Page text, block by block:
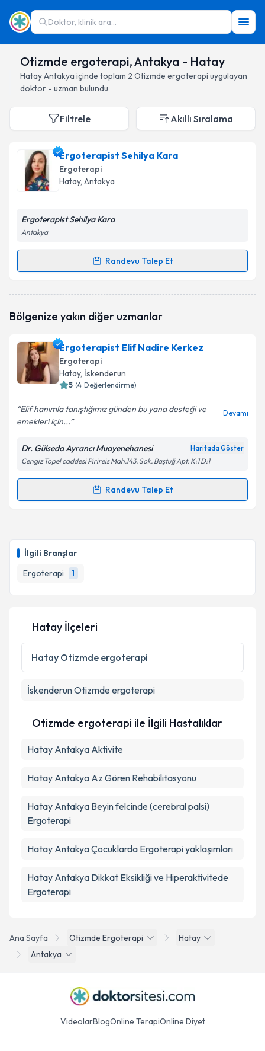
Doktor, klinik ara...
Otizmde ergoterapi, Antakya - Hatay
HatayAntakya içinde toplam 2 Otizmde ergoterapi uygulayan
doktor - uzman bulundu
İlgili Branşlar
Ergoterapi
1
Filtrele Akıllı Sıralama
Ergoterapist Sehilya Kara
Ergoterapi
Hatay, Antakya
Ergoterapist Sehilya Kara
Antakya
Randevu Talep Et
Randevu Takvimi Talebi
talebi oluşturun. Size bu uzmandan randevu almanız
bilgilendireceğiz.
E-posta Adresiniz
Kişisel verilerimin işlenmesine ilişkin
kapsamda işlenmesini kabul ediyorum.
Takvim Talebini Gönder
Bölgenize yakın diğer uzmanlar
Ergoterapist Elif Nadire Kerkez
Ergoterapi
Hatay, İskenderun
5 (4 Değerlendirme)
Elif hanımla tanıştığımız günden bu yana desteği ve
emekleri için...
Devamı
Dr. Gülseda Ayrancı Muayenehanesi Haritada Göster
Cengiz Topel caddesi Pirireis Mah.143. Sok. Baştuğ Apt. K:1 D:1
Randevu Talep Et
Randevu Takvimi Talebi
almanız için bir takvim hazırlandığında e-posta ile
bilgilendireceğiz.
E-posta Adresiniz
Kişisel verilerimin işlenmesine ilişkin
Metni'ni okudum ve kişisel verilerimin belirtilen
Ana Sayfa Otizmde Ergoterapi
Hatay
Antakya
Hatay İlçeleri
Hatay Otizmde ergoterapi
İskenderunOtizmde ergoterapi
Otizmde ergoterapi ile İlgili Hastalıklar
Hatay Antakya Aktivite
Hatay Antakya Az Gören Rehabilitasyonu
Hatay Antakya Beyin felcinde (cerebral palsi)
Ergoterapi
Hatay Antakya Çocuklarda Ergoterapi yaklaşımları
Hatay Antakya Dikkat Eksikliği ve Hiperaktivitede
Ergoterapi
VideolarBlogOnline TerapiOnline Diyet